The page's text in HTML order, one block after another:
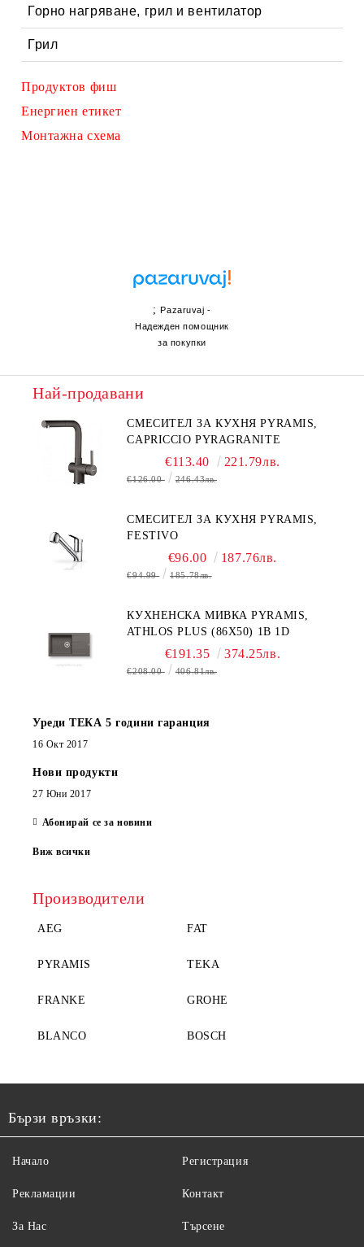
Горно нагряване, грил и вентилатор
Грил
Продуктов фиш
Енергиен етикет
Монтажна схема
;Pazaruvaj -
Надежден помощник
за покупки
Най-продавани
СМЕСИТЕЛ ЗА КУХНЯ PYRAMIS,
CAPRICCIO PYRAGRANITE
€113.40 221.79лв.
€126.00 246.43лв.
СМЕСИТЕЛ ЗА КУХНЯ PYRAMIS,
FESTIVO
€96.00 187.76лв.
€94.99 185.78лв.
КУХНЕНСКА МИВКА PYRAMIS,
ATHLOS PLUS (86X50) 1B 1D
€191.35 374.25лв.
€208.00 406.81лв.
Уреди ТЕКА 5 години гаранция
16 Окт 2017
Нови продукти
27 Юни 2017
Абонирай се за новини
Виж всички
Производители
AEG FAT
PYRAMIS TEKA
FRANKE GROHE
BLANCO BOSCH
Бързи връзки:
Начало
Рекламации
За Нас
Регистрация
Контакт
Търсене